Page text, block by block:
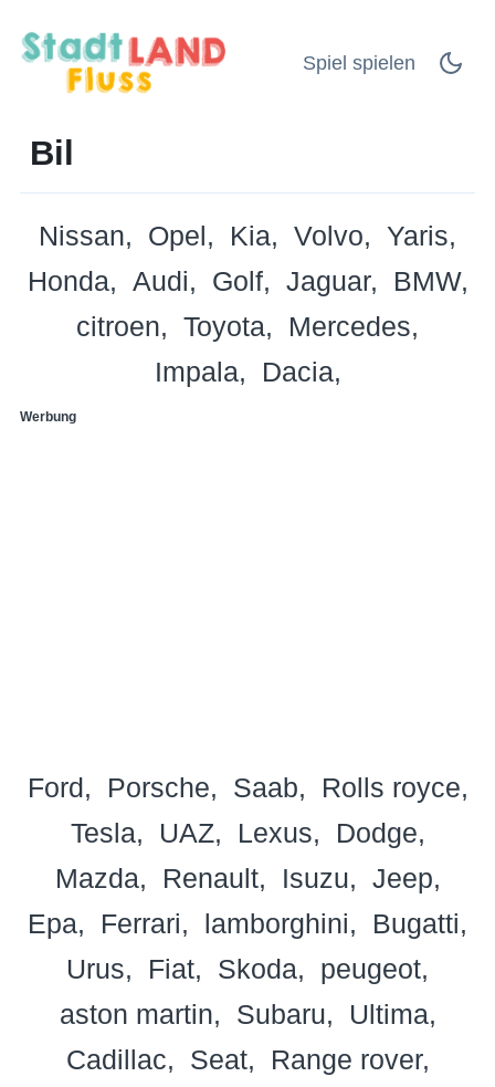
Spiel spielen
Bil
Nissan Opel Kia Volvo
Yaris
Honda
Audi Golf Jaguar
BMW
citroen
Toyota
Mercedes
Impala
Dacia
Werbung
Ford Porsche Saab
Rolls royce
Tesla
UAZ Lexus
Dodge
Mazda
Renault Isuzu
Jeep
Epa
Ferrari lamborghini
Bugatti
Urus
Fiat Skoda
peugeot
aston martin
Subaru
Ultima
Cadillac
Seat
Range rover